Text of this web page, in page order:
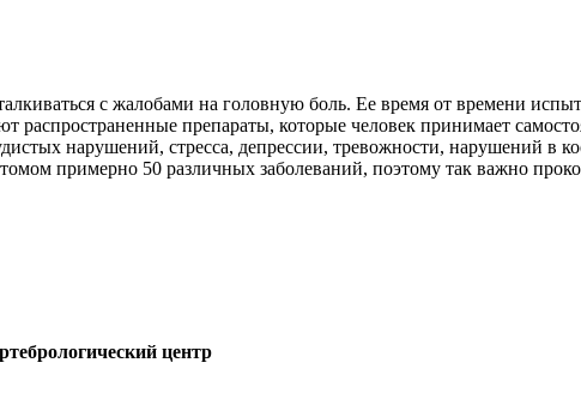
с жалобами на головную боль. Ее время от времени
распространенные препараты, которые человек принимает
нарушений, стресса, депрессии, тревожности, нарушений в
примерно 50 различных заболеваний, поэтому так важно
центр